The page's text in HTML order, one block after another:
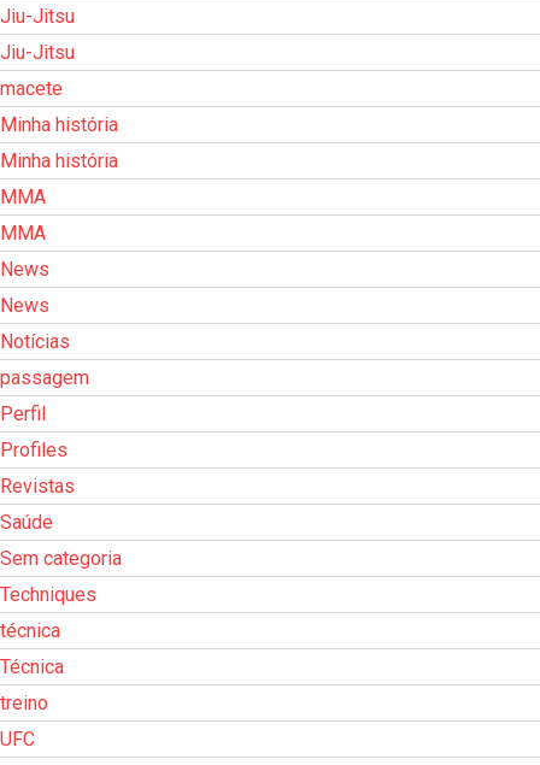
Jiu-Jitsu
Jiu-Jitsu
macete
Minha história
Minha história
MMA
MMA
News
News
Notícias
passagem
Perfil
Profiles
Revistas
Saúde
Sem categoria
Techniques
técnica
Técnica
treino
UFC